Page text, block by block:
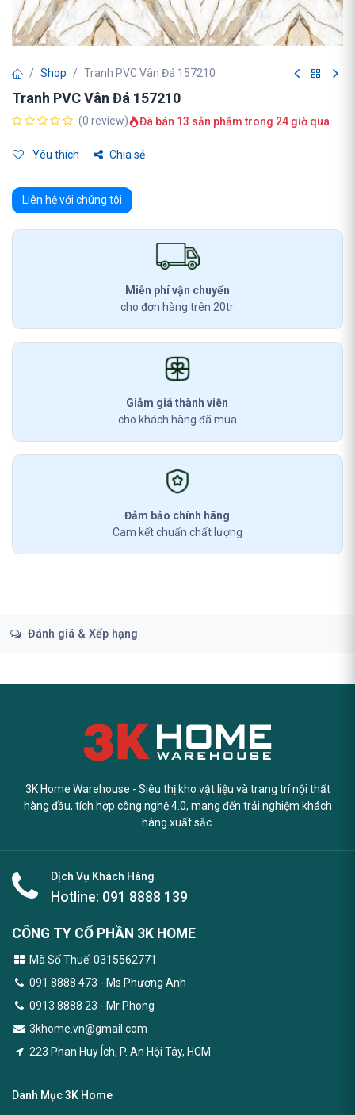
Shop Tranh PVC Vân Đá 157210
Tranh PVC Vân Đá 157210
(0 review) Đã bán 13 sản phẩm trong 24 giờ qua
Yêu thích Chia sẻ
Liên hệ với chúng tôi
Miễn phí vận chuyển
cho đơn hàng trên 20tr
Giảm giá thành viên
cho khách hàng đã mua
Đảm bảo chính hãng
Cam kết chuẩn chất lượng
Đánh giá & Xếp hạng
3K Home Warehouse - Siêu thị kho vật liệu và trang trí nội thất
hàng đầu, tích hợp công nghệ 4.0, mang đến trải nghiệm khách
hàng xuất sắc.
Dịch Vụ Khách Hàng
Hotline: 091 8888 139
CÔNG TY CỔ PHẦN 3K HOME
Mã Số Thuế: 0315562771
091 8888 473 - Ms Phương Anh
0913 8888 23 - Mr Phong
3khome.vn@gmail.com
223 Phan Huy Ích, P. An Hội Tây, HCM
Danh Mục 3K Home